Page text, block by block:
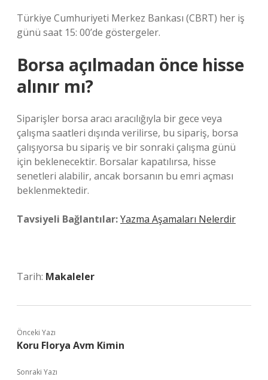
Türkiye Cumhuriyeti Merkez Bankası (CBRT) her iş
günü saat 15: 00’de göstergeler.
Borsa açılmadan önce hisse
alınır mı?
Siparişler borsa aracı aracılığıyla bir gece veya
çalışma saatleri dışında verilirse, bu sipariş, borsa
çalışıyorsa bu sipariş ve bir sonraki çalışma günü
için beklenecektir. Borsalar kapatılırsa, hisse
senetleri alabilir, ancak borsanın bu emri açması
beklenmektedir.
Tavsiyeli Bağlantılar:Yazma Aşamaları Nelerdir
Tarih: Makaleler
Önceki Yazı
Koru Florya Avm Kimin
Sonraki Yazı